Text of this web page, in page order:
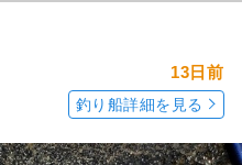
13日前
釣り船詳細を見る